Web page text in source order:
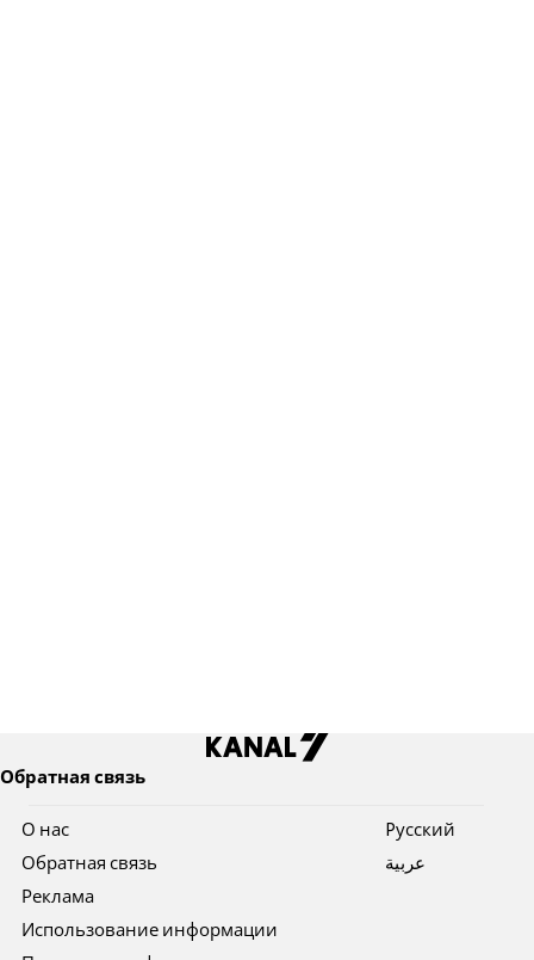
Обратная связь
О нас
Обратная связь
Реклама
Использование информации
Pусский
عربية